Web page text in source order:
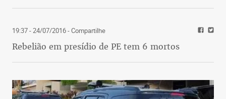
19:37 - 24/07/2016- Compartilhe
Rebelião em presídio de PE tem 6 mortos